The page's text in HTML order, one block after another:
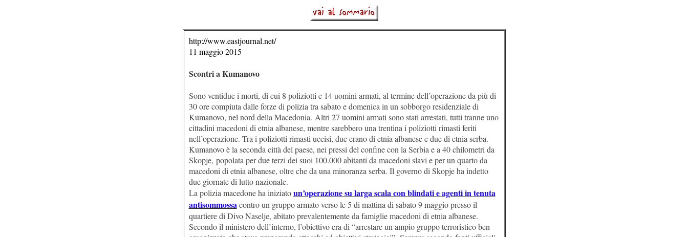
http://www.eastjournal.net/
11 maggio 2015
Scontri a Kumanovo
Sono ventidue i morti, di cui 8 poliziotti e 14 uomini armati, al termine dell’operazione da più di
30 ore compiuta dalle forze di polizia tra sabato e domenica in un sobborgo residenziale di
Kumanovo, nel nord della Macedonia. Altri 27 uomini armati sono stati arrestati, tutti tranne uno
cittadini macedoni di etnia albanese, mentre sarebbero una trentina i poliziotti rimasti feriti
nell’operazione. Tra i poliziotti rimasti uccisi, due erano di etnia albanese e due di etnia serba.
Kumanovo è la seconda città del paese, nei pressi del confine con la Serbia e a 40 chilometri da
Skopje, popolata per due terzi dei suoi 100.000 abitanti da macedoni slavi e per un quarto da
macedoni di etnia albanese, oltre che da una minoranza serba. Il governo di Skopje ha indetto
due giornate di lutto nazionale.
La polizia macedone ha iniziatoun’operazione su larga scala con blindati e agenti in tenuta
antisommossa contro un gruppo armato verso le 5 di mattina di sabato 9 maggio presso il
quartiere di Divo Naselje, abitato prevalentemente da famiglie macedoni di etnia albanese.
Secondo il ministero dell’interno, l’obiettivo era di “arrestare un ampio gruppo terroristico ben